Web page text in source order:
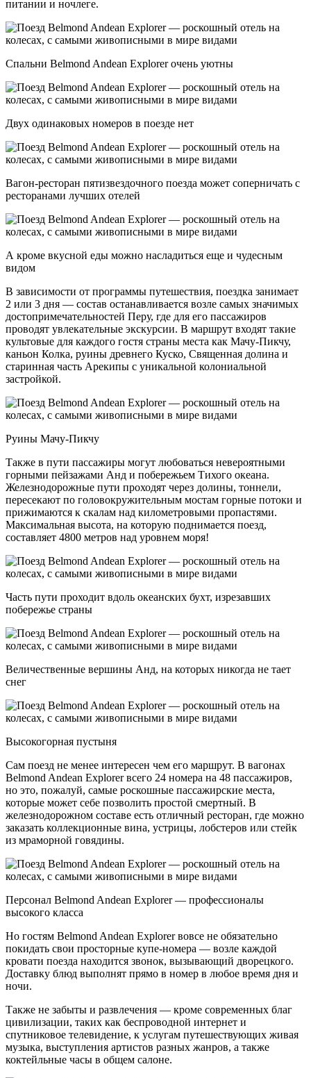
питании и ночлеге.
Спальни Belmond Andean Explorer очень уютны
Двух одинаковых номеров в поезде нет
Вагон-ресторан пятизвездочного поезда может соперничать с
ресторанами лучших отелей
А кроме вкусной еды можно насладиться еще и чудесным
видом
В зависимости от программы путешествия, поездка занимает
2 или 3 дня — состав останавливается возле самых значимых
достопримечательностей Перу, где для его пассажиров
проводят увлекательные экскурсии. В маршрут входят такие
культовые для каждого гостя страны места как Мачу-Пикчу,
каньон Колка, руины древнего Куско, Священная долина и
старинная часть Арекипы с уникальной колониальной
застройкой.
Руины Мачу-Пикчу
Также в пути пассажиры могут любоваться невероятными
горными пейзажами Анд и побережьем Тихого океана.
Железнодорожные пути проходят через долины, тоннели,
пересекают по головокружительным мостам горные потоки и
прижимаются к скалам над километровыми пропастями.
Максимальная высота, на которую поднимается поезд,
составляет 4800 метров над уровнем моря!
Часть пути проходит вдоль океанских бухт, изрезавших
побережье страны
Величественные вершины Анд, на которых никогда не тает
снег
Высокогорная пустыня
Сам поезд не менее интересен чем его маршрут. В вагонах
Belmond Andean Explorer всего 24 номера на 48 пассажиров,
но это, пожалуй, самые роскошные пассажирские места,
которые может себе позволить простой смертный. В
железнодорожном составе есть отличный ресторан, где можно
заказать коллекционные вина, устрицы, лобстеров или стейк
из мраморной говядины.
Персонал Belmond Andean Explorer — профессионалы
высокого класса
Но гостям Belmond Andean Explorer вовсе не обязательно
покидать свои просторные купе-номера — возле каждой
кровати поезда находится звонок, вызывающий дворецкого.
Доставку блюд выполнят прямо в номер в любое время дня и
ночи.
Также не забыты и развлечения — кроме современных благ
цивилизации, таких как беспроводной интернет и
спутниковое телевидение, к услугам путешествующих живая
музыка, выступления артистов разных жанров, а также
коктейльные часы в общем салоне.